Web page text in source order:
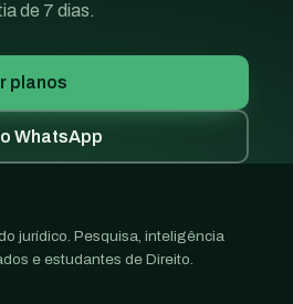
de 7 dias.
planos
WhatsApp
jurídico. Pesquisa, inteligência
e estudantes de Direito.